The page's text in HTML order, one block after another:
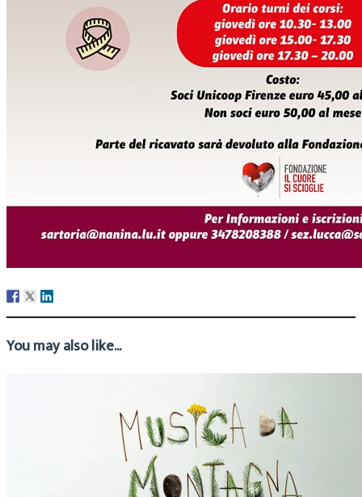
You may also like...